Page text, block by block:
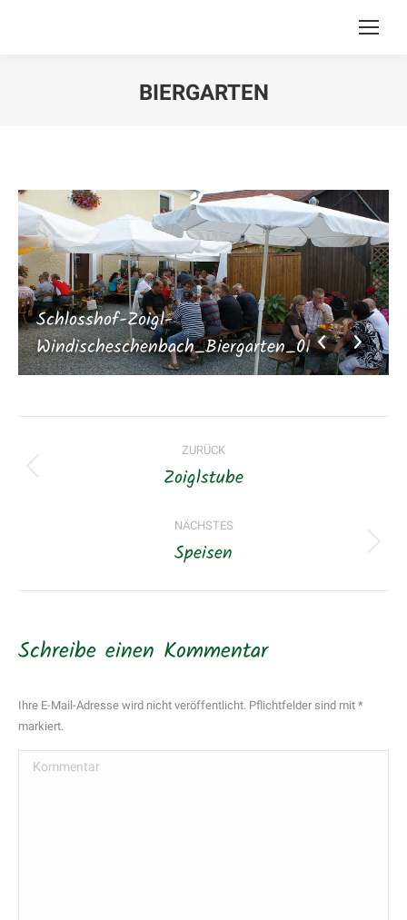
BIERGARTEN
Schlosshof-Zoigl-
Windischeschenbach_Biergarten_01
Navigation
ZURÜCK
Vorheriges
Zoiglstube
NÄCHSTES
Nächstes
Speisen
Schreibe einen Kommentar
Ihre E-Mail-Adresse wird nicht veröffentlicht. Pflichtfelder sind mit *
markiert.
Kommentar